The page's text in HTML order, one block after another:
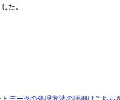
た。